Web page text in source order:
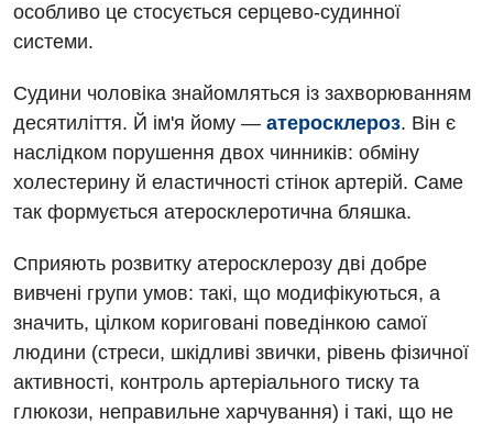
Вакансії
Заходи БПР
Діагностика
особливо це стосується серцево-судинної
системи.
Судини чоловіка знайомляться із захворюванням
десятиліття. Й ім'я йому — атеросклероз. Він є
наслідком порушення двох чинників: обміну
холестерину й еластичності стінок артерій. Саме
так формується атеросклеротична бляшка.
Сприяють розвитку атеросклерозу дві добре
вивчені групи умов: такі, що модифікуються, а
значить, цілком кориговані поведінкою самої
людини (стреси, шкідливі звички, рівень фізичної
активності, контроль артеріального тиску та
глюкози, неправильне харчування) і такі, що не